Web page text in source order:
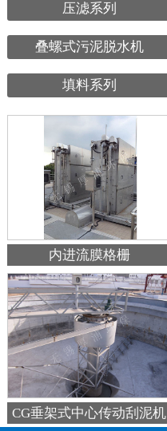
压滤系列
叠螺式污泥脱水机
填料系列
内进流膜格栅
CG垂架式中心传动刮泥机